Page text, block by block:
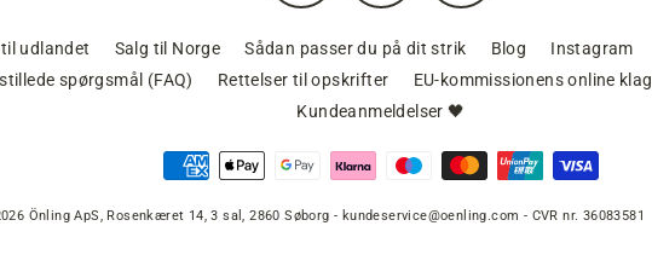
udlandet Salg til Norge Sådan passer du på dit strik Blog
Instagram
spørgsmål (FAQ) Rettelser til opskrifter
EU-kommissionens online
Kundeanmeldelser 🖤
Önling ApS, Rosenkæret 14, 3 sal, 2860 Søborg - kundeservice@oenling.com - CVR nr. 36083581